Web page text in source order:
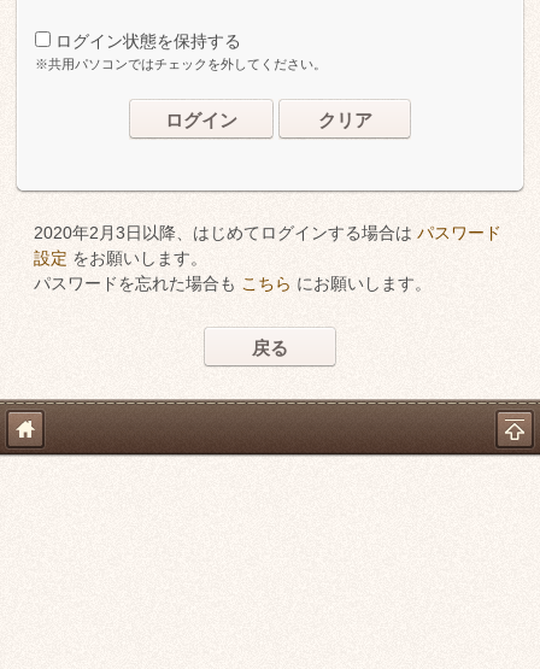
ログイン状態を保持する
※共用パソコンではチェックを外してください。
ログイン クリア
2020年2月3日以降、はじめてログインする場合は パスワード
設定 をお願いします。
パスワードを忘れた場合も こちら にお願いします。
戻る